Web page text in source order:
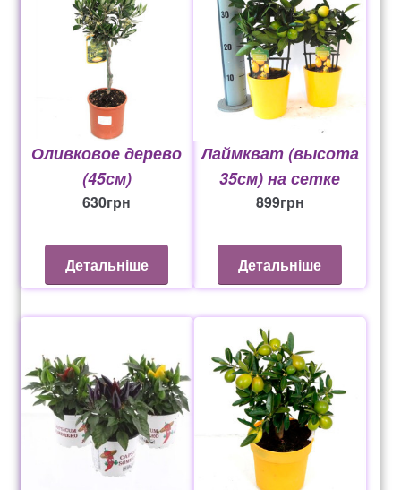
Оливковое дерево
(45см)
630грн
Детальніше
Лаймкват (высота
35см) на сетке
899грн
Детальніше